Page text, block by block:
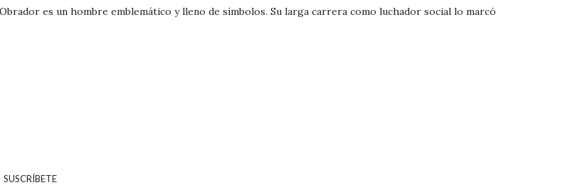
es un hombre emblemático y lleno de símbolos. Su larga carrera como luchador social lo marcó
SUSCRÍBETE